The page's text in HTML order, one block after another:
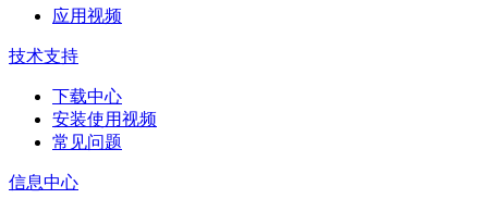
应用视频
技术支持
下载中心
安装使用视频
常见问题
信息中心